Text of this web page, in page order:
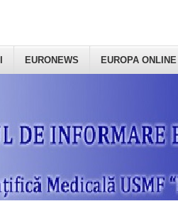
EURONEWS EUROPA ONLINE